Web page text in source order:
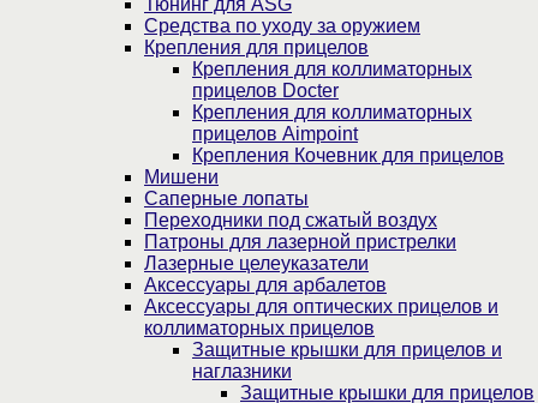
Тюнинг для ASG
Средства по уходу за оружием
Крепления для прицелов
Крепления для коллиматорных
прицелов Docter
Крепления для коллиматорных
прицелов Aimpoint
Крепления Кочевник для прицелов
Мишени
Саперные лопаты
Переходники под сжатый воздух
Патроны для лазерной пристрелки
Лазерные целеуказатели
Аксессуары для арбалетов
Аксессуары для оптических прицелов и
коллиматорных прицелов
Защитные крышки для прицелов и
наглазники
Защитные крышки для прицелов